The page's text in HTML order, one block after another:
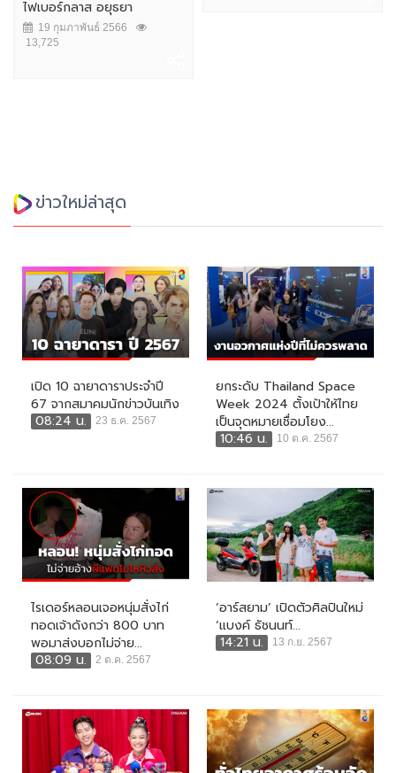
ไฟเบอร์กลาส อยุธยา
19 กุมภาพันธ์ 2566
13,725
ข่าวใหม่ล่าสุด
เปิด 10 ฉายาดาราประจำปี
67 จากสมาคมนักข่าวบันเทิง
08:24 น.
23 ธ.ค. 2567
ยกระดับ Thailand Space
Week 2024 ตั้งเป้าให้ไทย
เป็นจุดหมายเชื่อมโยง...
10:46 น.
10 ต.ค. 2567
ไรเดอร์หลอนเจอหนุ่มสั่งไก่
ทอดเจ้าดังกว่า 800 บาท
พอมาส่งบอกไม่จ่าย...
08:09 น.
2 ต.ค. 2567
‘อาร์สยาม’ เปิดตัวศิลปินใหม่
‘แบงค์ ธัชนนท์...
14:21 น.
13 ก.ย. 2567